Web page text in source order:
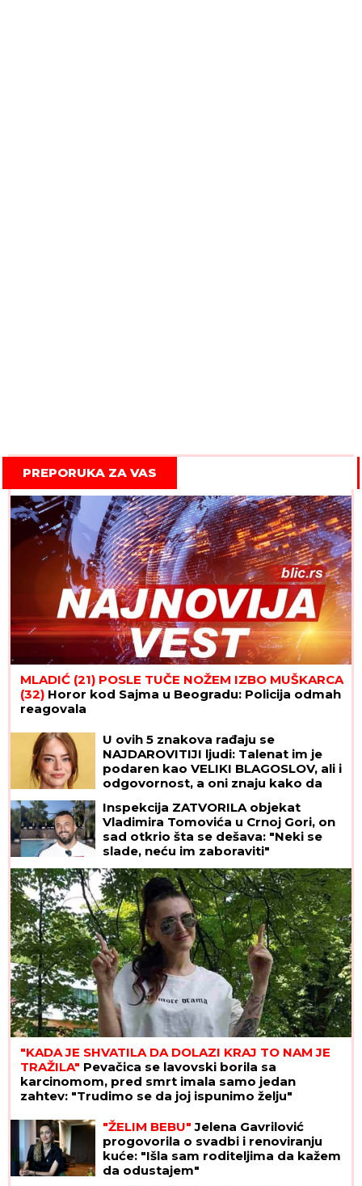
PREPORUKA ZA VAS
MLADIĆ (21) POSLE TUČE NOŽEM IZBO MUŠKARCA
(32) Horor kod Sajma u Beogradu: Policija odmah
reagovala
U ovih 5 znakova rađaju se
NAJDAROVITIJI ljudi: Talenat im je
podaren kao VELIKI BLAGOSLOV, ali i
odgovornost, a oni znaju kako da
Inspekcija ZATVORILA objekat
Vladimira Tomovića u Crnoj Gori, on
sad otkrio šta se dešava: "Neki se
slade, neću im zaboraviti"
"KADA JE SHVATILA DA DOLAZI KRAJ TO NAM JE
TRAŽILA" Pevačica se lavovski borila sa
karcinomom, pred smrt imala samo jedan
zahtev: "Trudimo se da joj ispunimo želju"
"ŽELIM BEBU" Jelena Gavrilović
progovorila o svadbi i renoviranju
kuće: "Išla sam roditeljima da kažem
da odustajem"